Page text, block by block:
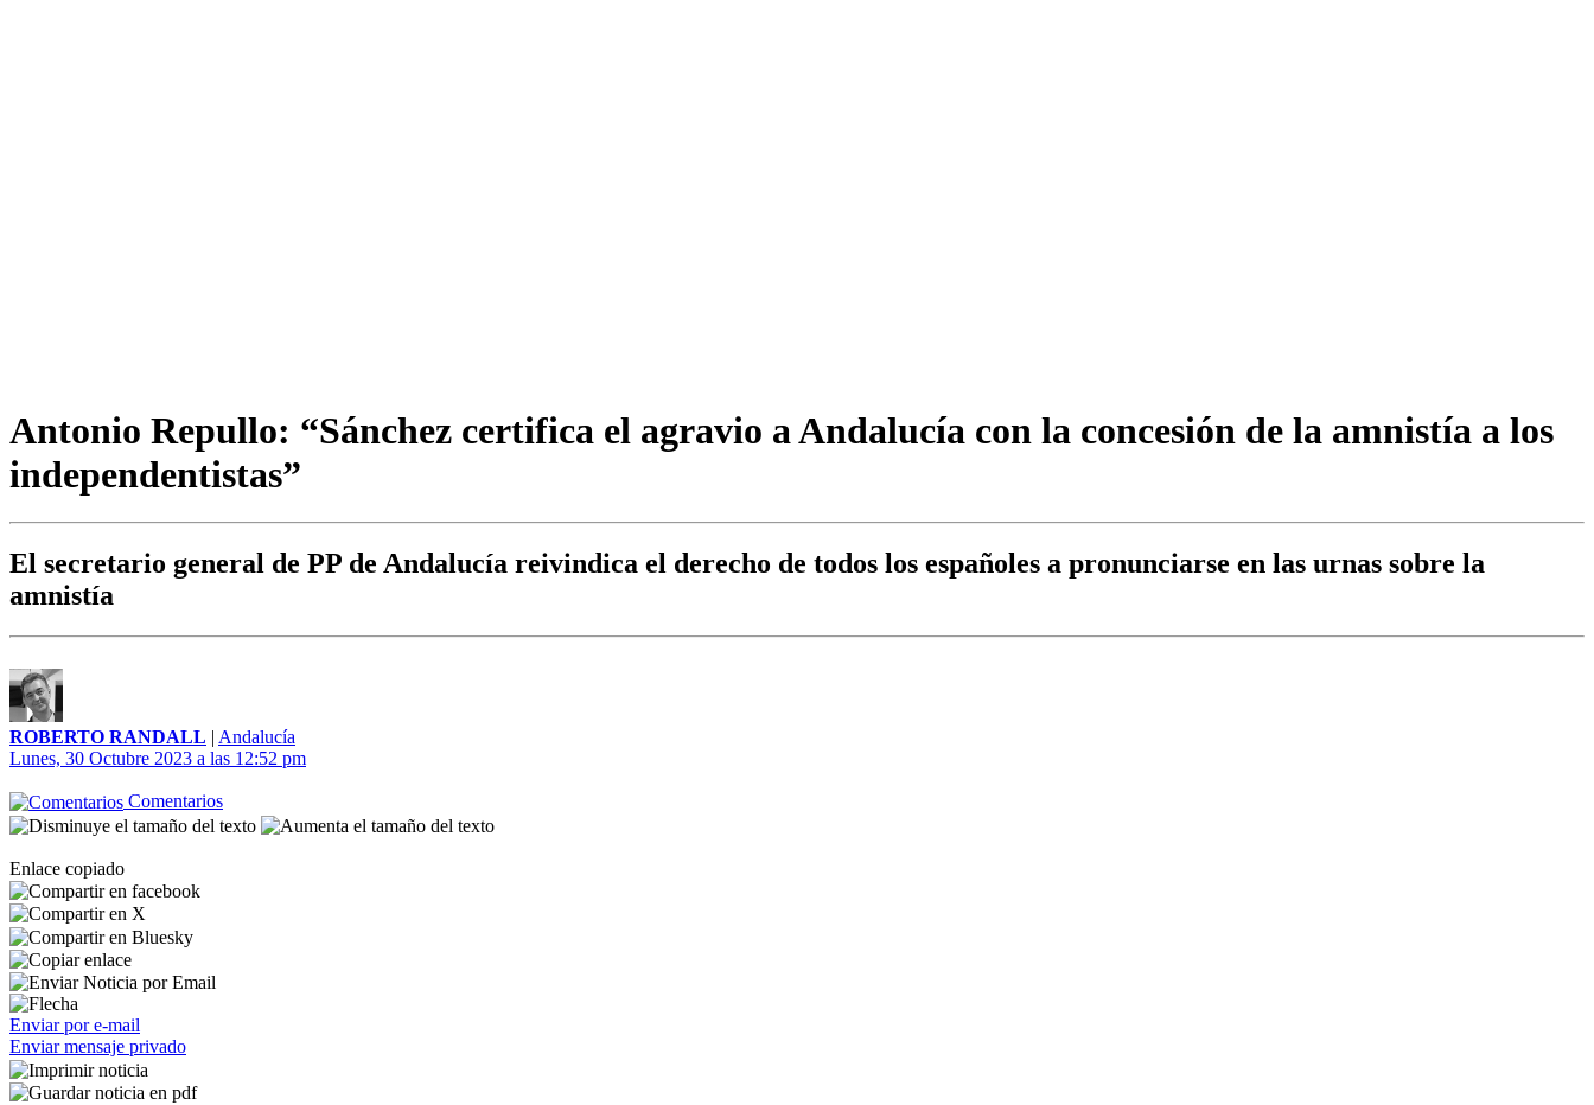
Antonio Repullo: “Sánchez certifica el agravio a Andalucía con la concesión de la amnistía a los
independentistas”
El secretario general de PP de Andalucía reivindica el derecho de todos los españoles a pronunciarse en las urnas sobre la
amnistía
ROBERTO RANDALL | Andalucía
Lunes, 30 Octubre 2023 a las 12:52 pm
Comentarios
Enlace copiado
Enviar por e-mail
Enviar mensaje privado